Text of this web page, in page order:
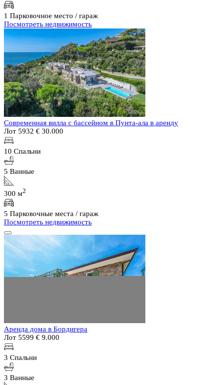
1 Парковочное место / гараж
Посмотреть недвижимость
Современная вилла с бассейном в Пунта-ала в аренду
Лот 5932 € 30.000
10 Спальни
5 Ванные
300 м2
5 Парковочные места / гараж
Посмотреть недвижимость
Аренда дома в Бордигера
Лот 5599 € 9.000
3 Спальни
3 Ванные